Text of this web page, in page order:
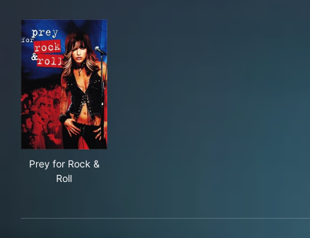
Prey for Rock &
Roll